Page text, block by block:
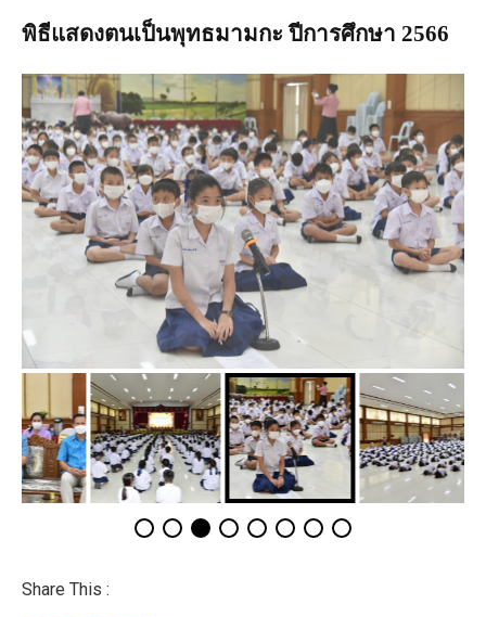
พิธีแสดงตนเป็นพุทธมามกะ ปีการศึกษา 2566
Share This :